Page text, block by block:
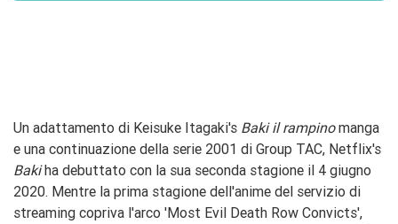
Un adattamento di Keisuke Itagaki's Baki il rampinomanga
e una continuazione della serie 2001 di Group TAC, Netflix's
Bakiha debuttato con la sua seconda stagione il 4 giugno
2020. Mentre la prima stagione dell'anime del servizio di
streaming copriva l'arco 'Most Evil Death Row Convicts',